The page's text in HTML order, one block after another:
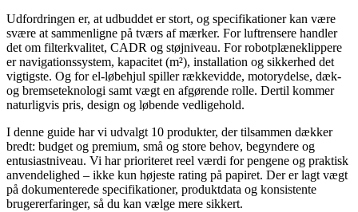
Udfordringen er, at udbuddet er stort, og specifikationer kan være
svære at sammenligne på tværs af mærker. For luftrensere handler
det om filterkvalitet, CADR og støjniveau. For robotplæneklippere
er navigationssystem, kapacitet (m²), installation og sikkerhed det
vigtigste. Og for el-løbehjul spiller rækkevidde, motorydelse, dæk-
og bremseteknologi samt vægt en afgørende rolle. Dertil kommer
naturligvis pris, design og løbende vedligehold.
I denne guide har vi udvalgt 10 produkter, der tilsammen dækker
bredt: budget og premium, små og store behov, begyndere og
entusiastniveau. Vi har prioriteret reel værdi for pengene og praktisk
anvendelighed – ikke kun højeste rating på papiret. Der er lagt vægt
på dokumenterede specifikationer, produktdata og konsistente
brugererfaringer, så du kan vælge mere sikkert.